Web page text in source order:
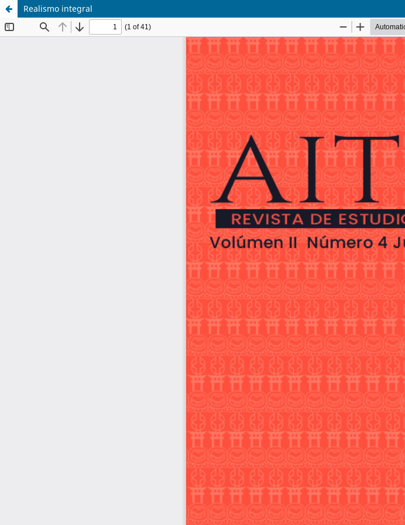
Realismo integral